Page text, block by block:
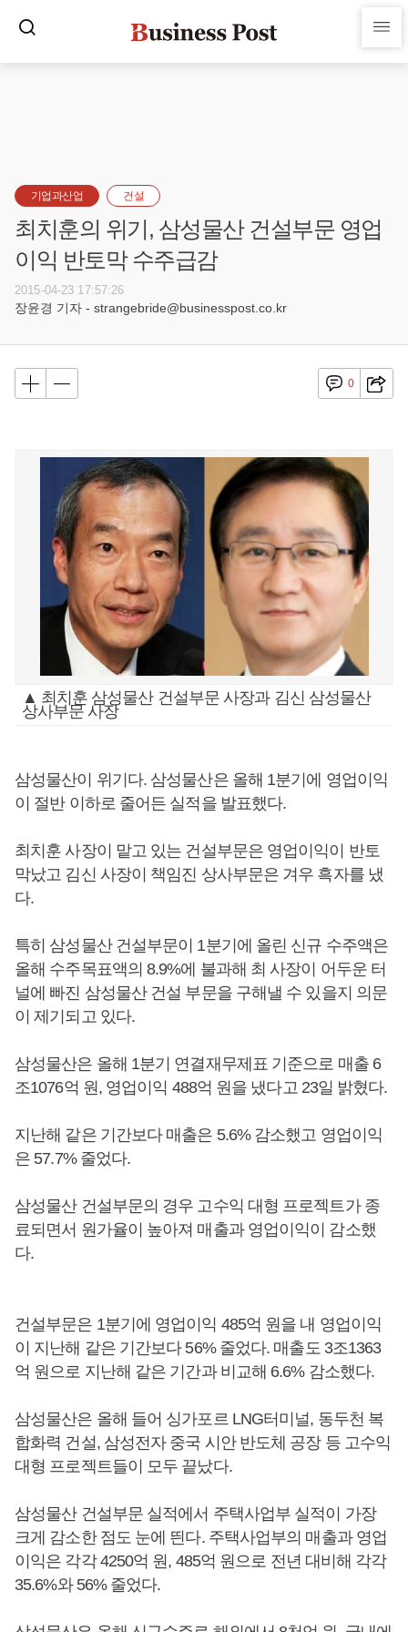
기업과산업 건설
최치훈의 위기, 삼성물산 건설부문 영업
이익 반토막 수주급감
2015-04-23 17:57:26
장윤경 기자 - strangebride@businesspost.co.kr
0
▲ 최치훈 삼성물산 건설부문 사장과 김신 삼성물산
상사부문 사장
삼성물산이 위기다. 삼성물산은 올해 1분기에 영업이익
이 절반 이하로 줄어든 실적을 발표했다.
최치훈 사장이 맡고 있는 건설부문은 영업이익이 반토
막났고 김신 사장이 책임진 상사부문은 겨우 흑자를 냈
다.
특히 삼성물산 건설부문이 1분기에 올린 신규 수주액은
올해 수주목표액의 8.9%에 불과해 최 사장이 어두운 터
널에 빠진 삼성물산 건설 부문을 구해낼 수 있을지 의문
이 제기되고 있다.
삼성물산은 올해 1분기 연결재무제표 기준으로 매출 6
조1076억 원, 영업이익 488억 원을 냈다고 23일 밝혔다.
지난해 같은 기간보다 매출은 5.6% 감소했고 영업이익
은 57.7% 줄었다.
삼성물산 건설부문의 경우 고수익 대형 프로젝트가 종
료되면서 원가율이 높아져 매출과 영업이익이 감소했
다.
건설부문은 1분기에 영업이익 485억 원을 내 영업이익
이 지난해 같은 기간보다 56% 줄었다. 매출도 3조1363
억 원으로 지난해 같은 기간과 비교해 6.6% 감소했다.
삼성물산은 올해 들어 싱가포르 LNG터미널, 동두천 복
합화력 건설, 삼성전자 중국 시안 반도체 공장 등 고수익
대형 프로젝트들이 모두 끝났다.
삼성물산 건설부문 실적에서 주택사업부 실적이 가장
크게 감소한 점도 눈에 띈다. 주택사업부의 매출과 영업
이익은 각각 4250억 원, 485억 원으로 전년 대비해 각각
35.6%와 56% 줄었다.